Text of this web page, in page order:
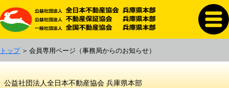
トップ 会員専用ページ （事務局からのお知らせ）
公益社団法人全日本不動産協会 兵庫県本部